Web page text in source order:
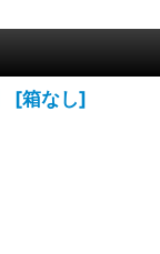
[箱なし]